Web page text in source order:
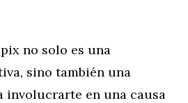
no solo es una
sino también una
involucrarte en una causa